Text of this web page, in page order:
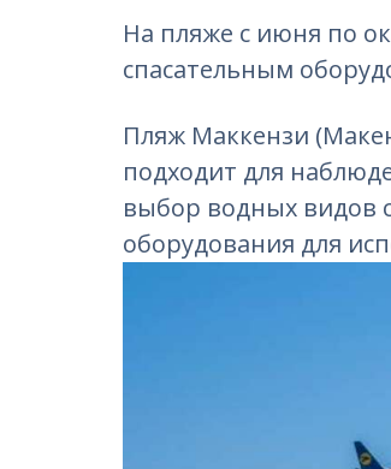
На пляже с июня по
спасательным
Пляж Маккензи
подходит для
выбор водных видов
оборудования для